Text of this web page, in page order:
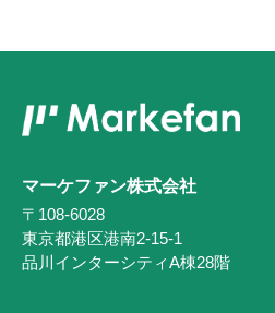
マーケファン株式会社
〒108-6028
東京都港区港南2-15-1
品川インターシティA棟28階